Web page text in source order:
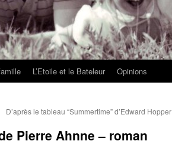
L’Etoile et le Bateleur Opinions
D’après le tableau “Summertime” d’Edward Hopper
Pierre Ahnne – roman